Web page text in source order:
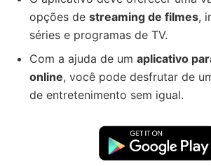
opções de streaming de filmes,
séries e programas de TV.
Com a ajuda de um aplicativo
online, você pode desfrutar de
de entretenimento sem igual.